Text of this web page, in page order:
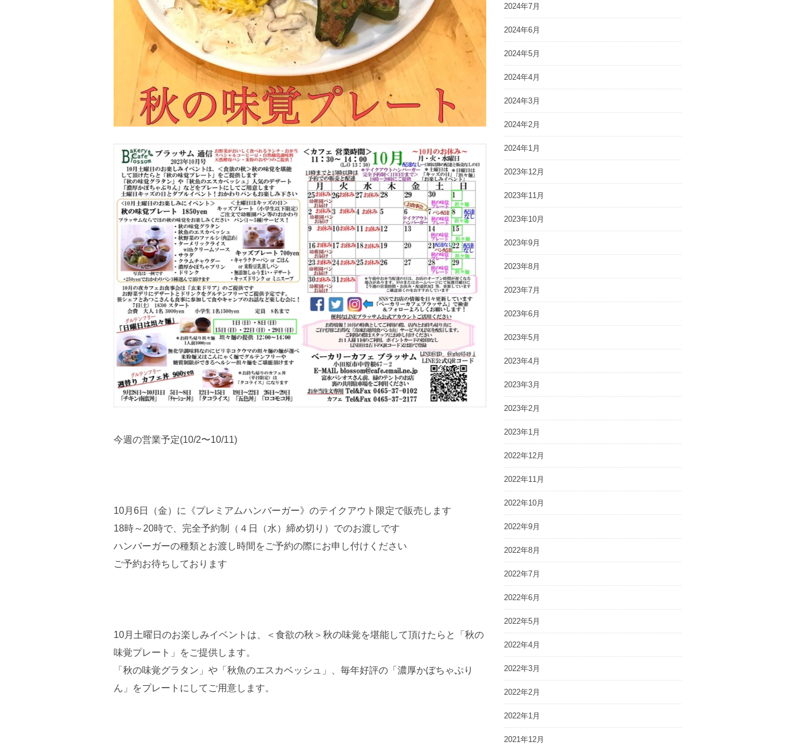
今週の営業予定(10/2〜10/11)
10月6日（金）に《プレミアムハンバーガー》のテイクアウト限定で販売します
18時～20時で、完全予約制（４日（水）締め切り）でのお渡しです
ハンバーガーの種類とお渡し時間をご予約の際にお申し付けください
ご予約お待ちしております
10月土曜日のお楽しみイベントは、＜食欲の秋＞秋の味覚を堪能して頂けたらと「秋の
味覚プレート」をご提供します。
「秋の味覚グラタン」や「秋魚のエスカベッシュ」、毎年好評の「濃厚かぼちゃぷり
ん」をプレートにしてご用意します。
2024年7月
2024年6月
2024年5月
2024年4月
2024年3月
2024年2月
2024年1月
2023年12月
2023年11月
2023年10月
2023年9月
2023年8月
2023年7月
2023年6月
2023年5月
2023年4月
2023年3月
2023年2月
2023年1月
2022年12月
2022年11月
2022年10月
2022年9月
2022年8月
2022年7月
2022年6月
2022年5月
2022年4月
2022年3月
2022年2月
2022年1月
2021年12月